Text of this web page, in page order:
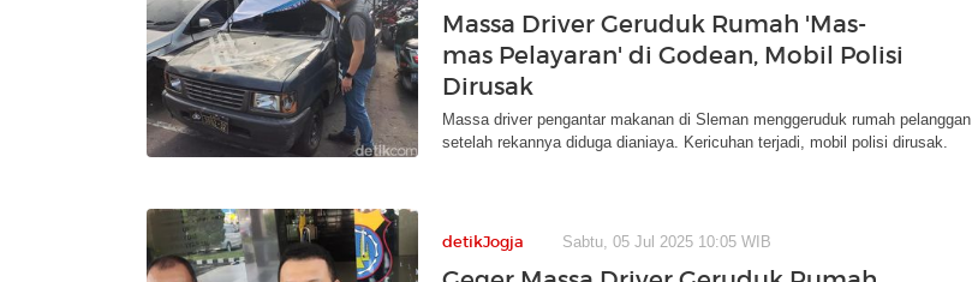
Massa Driver Geruduk Rumah 'Mas-
mas Pelayaran' di Godean, Mobil Polisi
Dirusak
Massa driver pengantar makanan di Sleman menggeruduk rumah pelanggan
setelah rekannya diduga dianiaya. Kericuhan terjadi, mobil polisi dirusak.
detikJogja Sabtu, 05 Jul 2025 10:05 WIB